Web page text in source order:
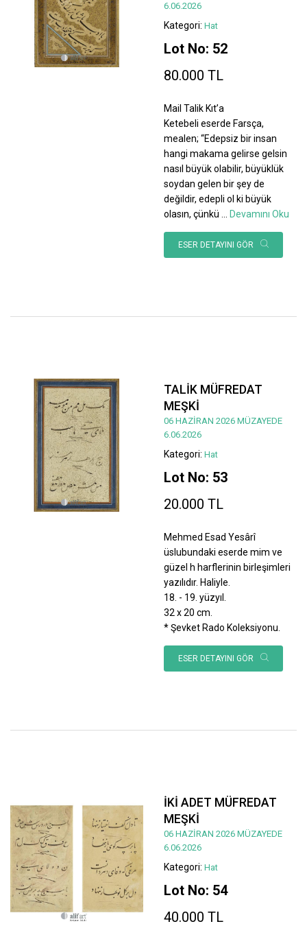
6.06.2026
Kategori: Hat
Lot No: 52
80.000 TL
Mail Talik Kıt’a
Ketebeli eserde Farsça,
mealen; “Edepsiz bir insan
hangi makama gelirse gelsin
nasıl büyük olabilir, büyüklük
soydan gelen bir şey de
değildir, edepli ol ki büyük
olasın, çünkü ... Devamını Oku
ESER DETAYINI GÖR
TALİK MÜFREDAT
MEŞKİ
06 HAZİRAN 2026 MÜZAYEDE
6.06.2026
Kategori: Hat
Lot No: 53
20.000 TL
Mehmed Esad Yesârî
üslubundaki eserde mim ve
güzel h harflerinin birleşimleri
yazılıdır. Haliyle.
18. - 19. yüzyıl.
32 x 20 cm.
* Şevket Rado Koleksiyonu.
ESER DETAYINI GÖR
İKİ ADET MÜFREDAT
MEŞKİ
06 HAZİRAN 2026 MÜZAYEDE
6.06.2026
Kategori: Hat
Lot No: 54
40.000 TL